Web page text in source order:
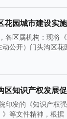
花园城市建设实
各区属机构：现将
公开）门头沟区
知识产权发展
印发的《知识产
等文件精神，根